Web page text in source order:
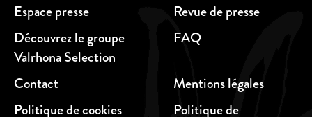
Espace presse
Revue de presse
Découvrez le groupe
Valrhona Selection
FAQ
Contact
Mentions légales
Politique de cookies
Politique de